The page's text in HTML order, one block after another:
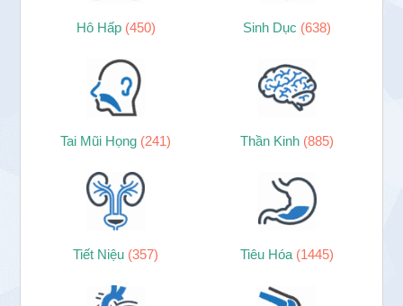
Hô Hấp (450) Sinh Dục (638)
Tai Mũi Họng (241) Thần Kinh (885)
Tiết Niệu (357) Tiêu Hóa (1445)